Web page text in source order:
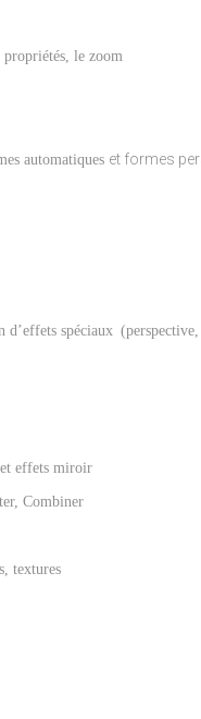
propriétés, le zoom
automatiques et formes
d’effets spéciaux
effets miroir
Combiner
textures